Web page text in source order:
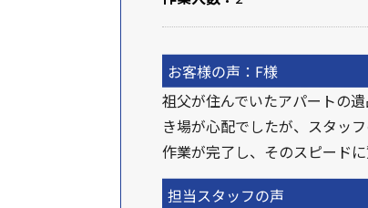
お客様の声：F様
祖父が住んでいたアパートの
き場が心配でしたが、スタッ
作業が完了し、そのスピードに
担当スタッフの声